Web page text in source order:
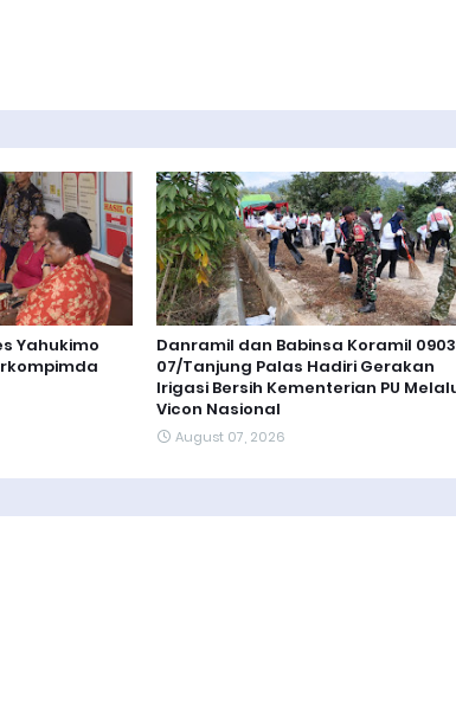
Yahukimo
Danramil dan Babinsa Koramil
07/Tanjung Palas Hadiri Gerakan
Irigasi Bersih Kementerian PU
Vicon Nasional
August 07, 2026